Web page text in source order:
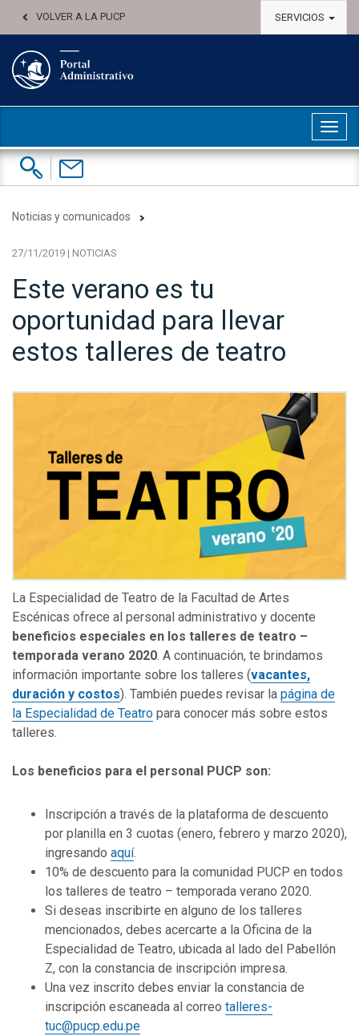
VOLVER A LA PUCP SERVICIOS
Buscar:
Contáctenos
Noticias y comunicados
27/11/2019 | NOTICIAS
Este verano es tu
oportunidad para llevar
estos talleres de teatro
La Especialidad de Teatro de la Facultad de Artes
Escénicas ofrece al personal administrativo y docente
beneficios especiales en los talleres de teatro –
temporada verano 2020. A continuación, te brindamos
información importante sobre los talleres (vacantes,
duración y costos). También puedes revisar la página de
la Especialidad de Teatro para conocer más sobre estos
talleres.
Los beneficios para el personal PUCP son:
Inscripción a través de la plataforma de descuento
por planilla en 3 cuotas (enero, febrero y marzo 2020),
ingresando aquí.
10% de descuento para la comunidad PUCP en todos
los talleres de teatro – temporada verano 2020.
Si deseas inscribirte en alguno de los talleres
mencionados, debes acercarte a la Oficina de la
Especialidad de Teatro, ubicada al lado del Pabellón
Z, con la constancia de inscripción impresa.
Una vez inscrito debes enviar la constancia de
inscripción escaneada al correo talleres-
tuc@pucp.edu.pe